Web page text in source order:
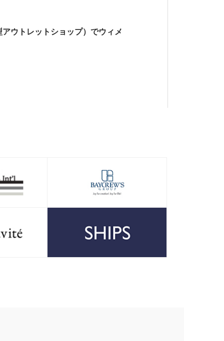
アウトレットショップ）でウィメ